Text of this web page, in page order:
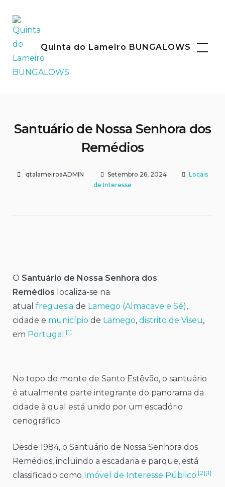
content
Quinta do Lameiro BUNGALOWS
Santuário de Nossa Senhora dos
Remédios
qtalameiroaADMIN Setembro 26, 2024
Locais
de Interesse
O Santuário de Nossa Senhora dos
Remédios localiza-se na
atual freguesia de Lamego (Almacave e Sé),
cidade e município de Lamego, distrito de Viseu,
em Portugal .[1]
No topo do monte de Santo Estêvão, o santuário
é atualmente parte integrante do panorama da
cidade à qual está unido por um escadório
cenográfico.
Desde 1984, o Santuário de Nossa Senhora dos
Remédios, incluindo a escadaria e parque, está
classificado como Imóvel de Interesse Público.[2][1]